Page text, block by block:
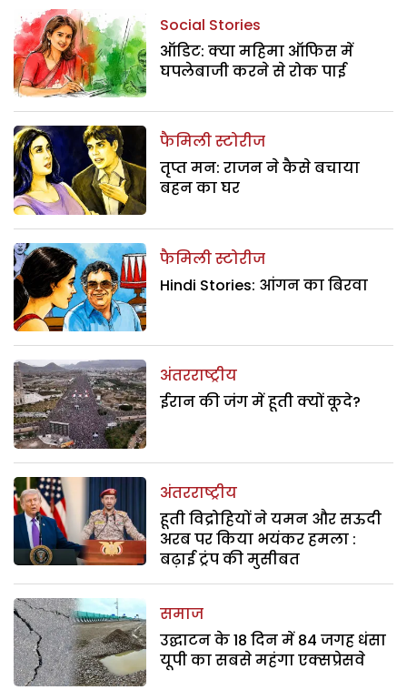
Social Stories
ऑडिट: क्या महिमा ऑफिस में
घपलेबाजी करने से रोक पाई
फैमिली स्टोरीज
तृप्त मन: राजन ने कैसे बचाया
बहन का घर
फैमिली स्टोरीज
Hindi Stories: आंगन का बिरवा
अंतरराष्ट्रीय
ईरान की जंग में हूती क्यों कूदे?
अंतरराष्ट्रीय
हूती विद्रोहियों ने यमन और सऊदी
अरब पर किया भयंकर हमला :
बढ़ाई ट्रंप की मुसीबत
समाज
उद्घाटन के 18 दिन में 84 जगह धंसा
यूपी का सबसे महंगा एक्सप्रेसवे